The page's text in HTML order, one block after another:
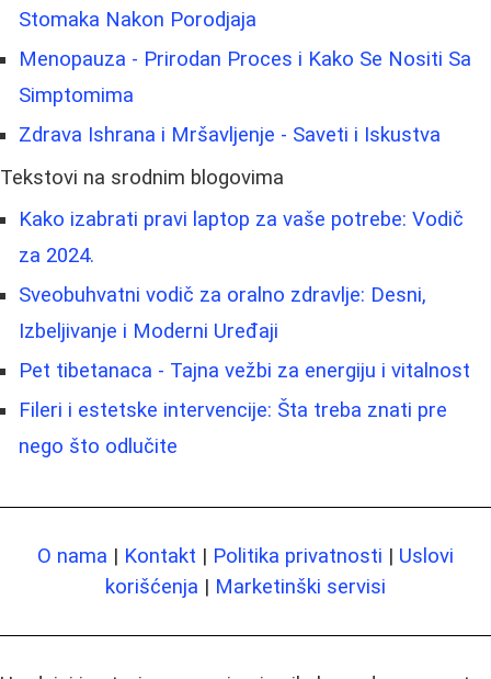
Stomaka Nakon Porodjaja
Menopauza - Prirodan Proces i Kako Se Nositi Sa
Simptomima
Zdrava Ishrana i Mršavljenje - Saveti i Iskustva
Tekstovi na srodnim blogovima
Kako izabrati pravi laptop za vaše potrebe: Vodič
za 2024.
Sveobuhvatni vodič za oralno zdravlje: Desni,
Izbeljivanje i Moderni Uređaji
Pet tibetanaca - Tajna vežbi za energiju i vitalnost
Fileri i estetske intervencije: Šta treba znati pre
nego što odlučite
O nama | Kontakt | Politika privatnosti | Uslovi
korišćenja | Marketinški servisi